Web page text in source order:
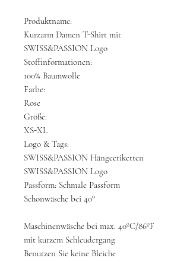
Produktname:
Kurzarm Damen T-Shirt mit
SWISS&PASSION Logo
Stoffinformationen:
100% Baumwolle
Farbe:
Rose
Größe:
XS-XL
Logo & Tags:
SWISS&PASSION Hängeetiketten
SWISS&PASSION Logo
Passform: Schmale Passform
Schonwäsche bei 40°
Maschinenwäsche bei max. 40ºC/86ºF
mit kurzem Schleudergang
Benutzen Sie keine Bleiche